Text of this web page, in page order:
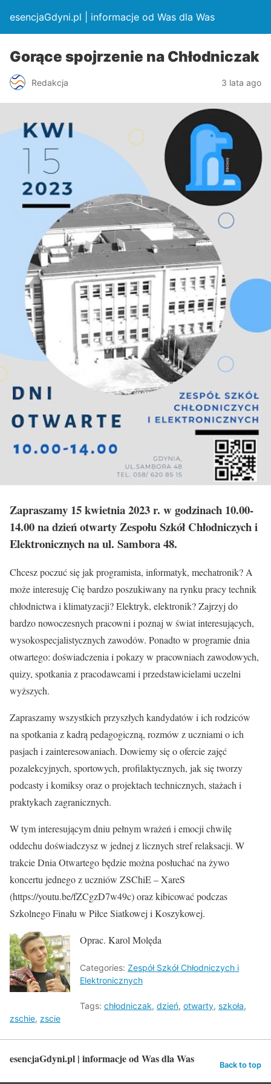
esencjaGdyni.pl | informacje od Was dla Was
Gorące spojrzenie na Chłodniczak
Redakcja 3 lata ago
Zapraszamy 15 kwietnia 2023 r. w godzinach 10.00-
14.00 na dzień otwarty Zespołu Szkół Chłodniczych i
Elektronicznych na ul. Sambora 48.
Chcesz poczuć się jak programista, informatyk, mechatronik? A
może interesuję Cię bardzo poszukiwany na rynku pracy technik
chłodnictwa i klimatyzacji? Elektryk, elektronik? Zajrzyj do
bardzo nowoczesnych pracowni i poznaj w świat interesujących,
wysokospecjalistycznych zawodów. Ponadto w programie dnia
otwartego: doświadczenia i pokazy w pracowniach zawodowych,
quizy, spotkania z pracodawcami i przedstawicielami uczelni
wyższych.
Zapraszamy wszystkich przyszłych kandydatów i ich rodziców
na spotkania z kadrą pedagogiczną, rozmów z uczniami o ich
pasjach i zainteresowaniach. Dowiemy się o ofercie zajęć
pozalekcyjnych, sportowych, profilaktycznych, jak się tworzy
podcasty i komiksy oraz o projektach technicznych, stażach i
praktykach zagranicznych.
W tym interesującym dniu pełnym wrażeń i emocji chwilę
oddechu doświadczysz w jednej z licznych stref relaksacji. W
trakcie Dnia Otwartego będzie można posłuchać na żywo
koncertu jednego z uczniów ZSChiE – XareS
(https://youtu.be/fZCgzD7w49c) oraz kibicować podczas
Szkolnego Finału w Piłce Siatkowej i Koszykowej.
Oprac. Karol Molęda
Categories: Zespół Szkół Chłodniczych i
Elektronicznych
Tags: chłodniczak, dzień, otwarty, szkoła,
zschie, zscie
esencjaGdyni.pl | informacje od Was dla Was Back to top